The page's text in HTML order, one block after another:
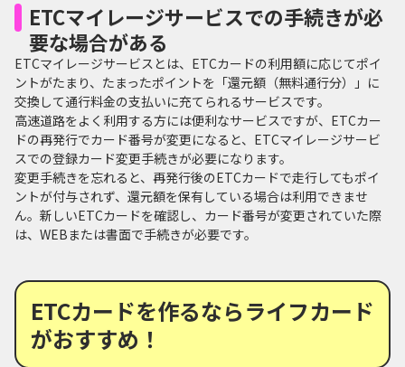
ETCマイレージサービスでの手続きが必
要な場合がある
ETCマイレージサービスとは、ETCカードの利用額に応じてポイ
ントがたまり、たまったポイントを「還元額（無料通行分）」に
交換して通行料金の支払いに充てられるサービスです。
高速道路をよく利用する方には便利なサービスですが、ETCカー
ドの再発行でカード番号が変更になると、ETCマイレージサービ
スでの登録カード変更手続きが必要になります。
変更手続きを忘れると、再発行後のETCカードで走行してもポイ
ントが付与されず、還元額を保有している場合は利用できませ
ん。新しいETCカードを確認し、カード番号が変更されていた際
は、WEBまたは書面で手続きが必要です。
ETCカードを作るならライフカード
がおすすめ！